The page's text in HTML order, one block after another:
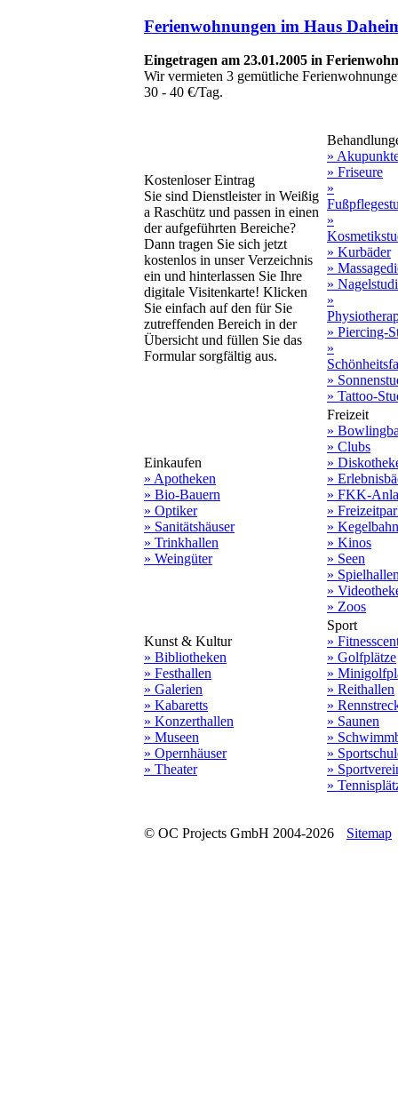
Ferienwohnungen im Haus
Eingetragen am 23.01.2005 in
Wir vermieten 3 gemütliche
30 - 40 €/Tag.
Kostenloser Eintrag
Sie sind Dienstleister in Weißig
a Raschütz und passen in einen
der aufgeführten Bereiche?
Dann tragen Sie sich jetzt
kostenlos in unser Verzeichnis
ein und hinterlassen Sie Ihre
digitale Visitenkarte! Klicken
Sie einfach auf den für Sie
zutreffenden Bereich in der
Übersicht und füllen Sie das
Formular sorgfältig aus.
»
» Friseure
»
»
» Kurbäder
»
»
»
» Piercing-
»
»
» Tattoo-
Einkaufen
» Apotheken
» Bio-Bauern
» Optiker
» Sanitätshäuser
» Trinkhallen
» Weingüter
Freizeit
»
» Clubs
»
»
» FKK-
»
»
» Kinos
» Seen
»
»
» Zoos
Kunst & Kultur
» Bibliotheken
» Festhallen
» Galerien
» Kabaretts
» Konzerthallen
» Museen
» Opernhäuser
» Theater
Sport
»
» Golfplätze
»
» Reithallen
»
» Saunen
»
»
»
»
© OC Projects GmbH 2004-2026 Sitemap